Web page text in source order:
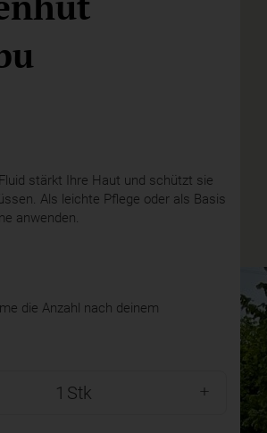
stärkt Ihre Haut und schützt sie
Als leichte Pflege oder als Basis
anwenden.
die Anzahl nach deinem
Stk